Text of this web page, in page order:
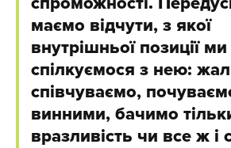
маємо відчути, з якої
внутрішньої позиції ми
спілкуємося з нею:
співчуваємо,
винними, бачимо
вразливість чи все ж і